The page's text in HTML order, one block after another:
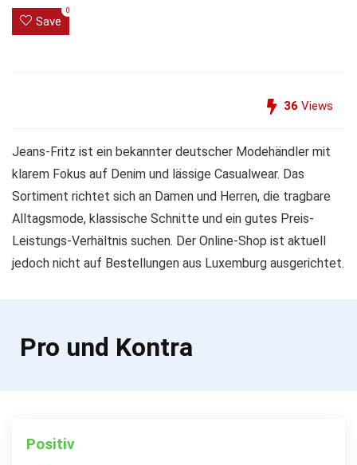
Save
0
36 Views
Jeans-Fritz ist ein bekannter deutscher Modehändler mit
klarem Fokus auf Denim und lässige Casualwear. Das
Sortiment richtet sich an Damen und Herren, die tragbare
Alltagsmode, klassische Schnitte und ein gutes Preis-
Leistungs-Verhältnis suchen. Der Online-Shop ist aktuell
jedoch nicht auf Bestellungen aus Luxemburg ausgerichtet.
Pro und Kontra
Positiv